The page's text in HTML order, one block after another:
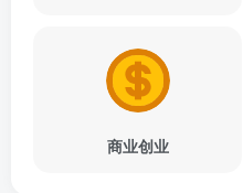
商业创业